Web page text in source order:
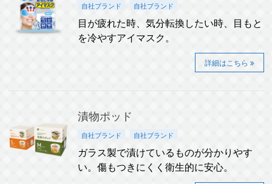
自社ブランド 自社ブランド
目が疲れた時、気分転換したい時、目もと
を冷やすアイマスク。
詳細はこちら
漬物ポッド
自社ブランド 自社ブランド
ガラス製で漬けているものが分かりやす
い。傷もつきにくく衛生的に安心。